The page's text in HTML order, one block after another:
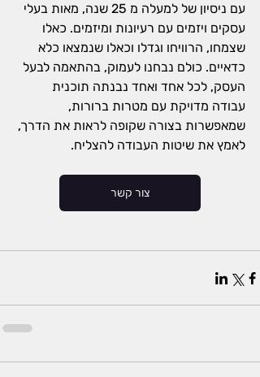
עם ניסיון של למעלה מ 25 שנה, מאות בעלי
עסקים ויזמים עם רעיונות ומיזמים. כאלו
שצמחו, הרוויחו וגדלו וכאלו שנמצאו כלא
כדאיים. כולם נבחנו לעמוק, בהתאמה לבעל
העסק, לכל אחד ואחד נבנתה תוכנית
עבודה מדויקת עם מטרות ברורות,
שמאפשרות בצורה שקופה לראות את הדרך,
לאמץ את שיטות העבודה להצליח.
צור קשר